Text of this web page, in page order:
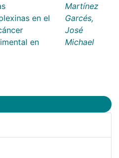
en el
en
Martínez
Garcés,
José
Michael